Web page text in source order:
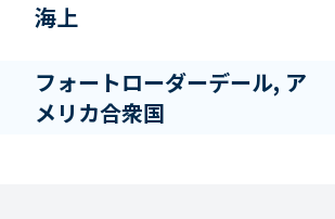
海上
フォートローダーデール, ア
メリカ合衆国